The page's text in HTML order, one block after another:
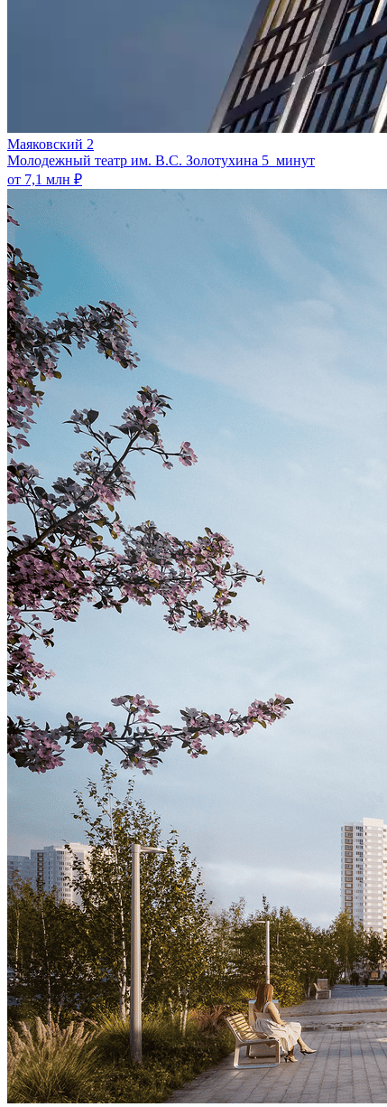
Маяковский 2
Молодежный театр им. В.С. Золотухина 5 минут
от 7,1 млн ₽